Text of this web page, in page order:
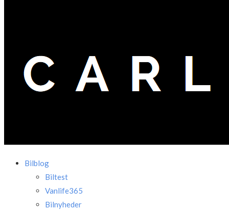
Bilblog
Biltest
Vanlife365
Bilnyheder